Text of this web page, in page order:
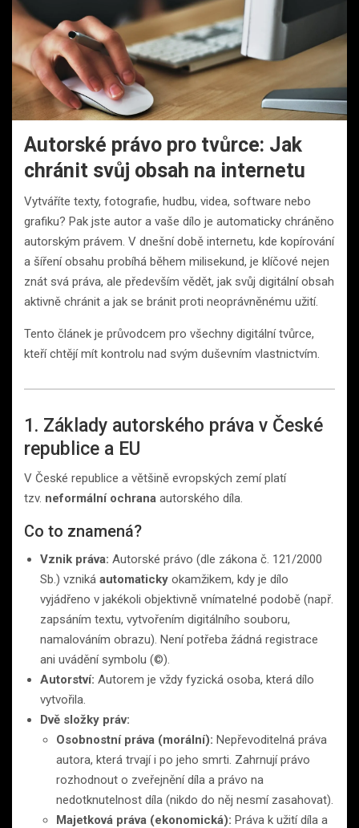
Autorské právo pro tvůrce: Jak
chránit svůj obsah na internetu
Vytváříte texty, fotografie, hudbu, videa, software nebo
grafiku? Pak jste autor a vaše dílo je automaticky chráněno
autorským právem. V dnešní době internetu, kde kopírování
a šíření obsahu probíhá během milisekund, je klíčové nejen
znát svá práva, ale především vědět, jak svůj digitální obsah
aktivně chránit a jak se bránit proti neoprávněnému užití.
Tento článek je průvodcem pro všechny digitální tvůrce,
kteří chtějí mít kontrolu nad svým duševním vlastnictvím.
1. Základy autorského práva v České
republice a EU
V České republice a většině evropských zemí platí
tzv. neformální ochrana autorského díla.
Co to znamená?
Vznik práva: Autorské právo (dle zákona č. 121/2000
Sb.) vzniká automaticky okamžikem, kdy je dílo
vyjádřeno v jakékoli objektivně vnímatelné podobě (např.
zapsáním textu, vytvořením digitálního souboru,
namalováním obrazu). Není potřeba žádná registrace
ani uvádění symbolu (©).
Autorství: Autorem je vždy fyzická osoba, která dílo
vytvořila.
Dvě složky práv:
Osobnostní práva (morální): Nepřevoditelná práva
autora, která trvají i po jeho smrti. Zahrnují právo
rozhodnout o zveřejnění díla a právo na
nedotknutelnost díla (nikdo do něj nesmí zasahovat).
Majetková práva (ekonomická): Práva k užití díla a